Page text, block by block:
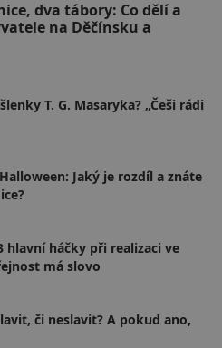
dva tábory: Co dělí a
na Děčínsku a
T. G. Masaryka? „Češi rádi
Jaký je rozdíl a znáte
hlavní háčky při realizaci ve
má slovo
či neslavit? A pokud ano,